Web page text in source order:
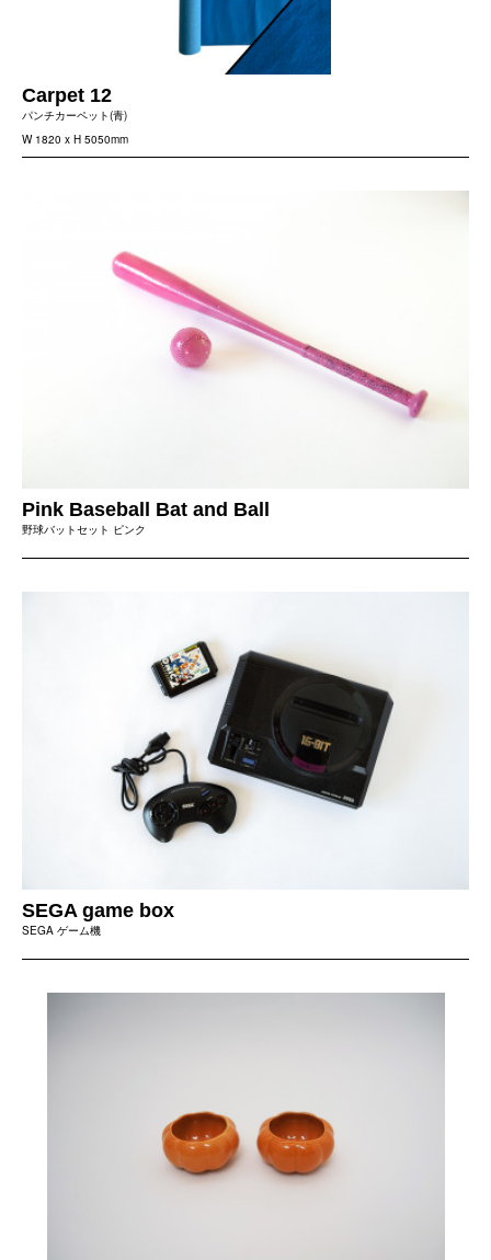
Carpet 12
パンチカーペット(青)
W 1820 x H 5050mm
Pink Baseball Bat and Ball
野球バットセット ピンク
SEGA game box
SEGA ゲーム機